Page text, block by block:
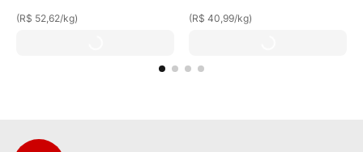
(R$ 52,62/kg) (R$ 40,99/kg)